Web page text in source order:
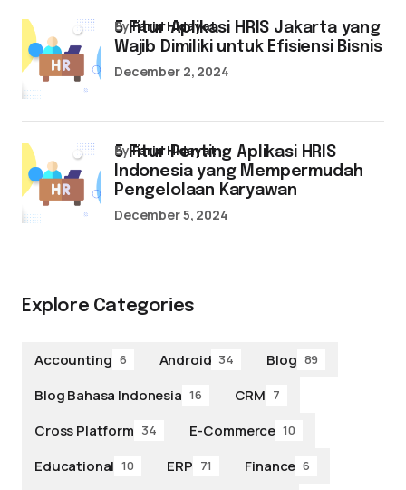
5 Fitur Aplikasi HRIS Jakarta yang
Wajib Dimiliki untuk Efisiensi Bisnis
byFarid Hidayat
December 2, 2024
5 Fitur Penting Aplikasi HRIS
Indonesia yang Mempermudah
Pengelolaan Karyawan
byFarid Hidayat
December 5, 2024
Explore Categories
Accounting 6 Android 34 Blog 89
Blog Bahasa Indonesia 16 CRM 7
Cross Platform 34 E-Commerce 10
Educational 10 ERP 71 Finance 6